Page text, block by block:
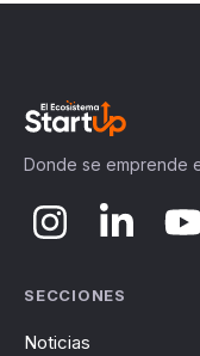
Donde se emprende
SECCIONES
Noticias